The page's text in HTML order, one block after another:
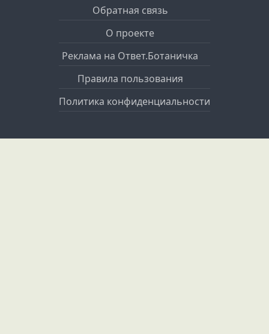
Обратная связь
О проекте
Реклама на Ответ.Ботаничка
Правила пользования
Политика конфиденциальности